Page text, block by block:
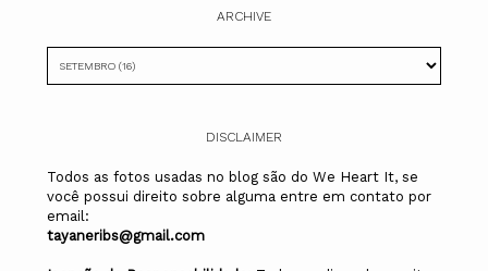
ARCHIVE
DISCLAIMER
Todos as fotos usadas no blog são do We Heart It, se
você possui direito sobre alguma entre em contato por
email:
tayaneribs@gmail.com